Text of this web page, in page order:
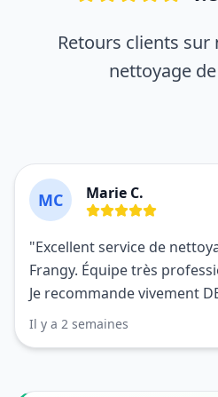
Retours clients sur
nettoyage
MC Marie C.
"Excellent service de
Frangy. Équipe très
Je recommande vivement
Il y a 2 semaines